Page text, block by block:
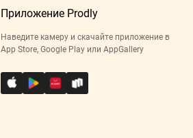
Приложение Prodly
Наведите камеру и скачайте приложение в
App Store, Google Play или AppGallery